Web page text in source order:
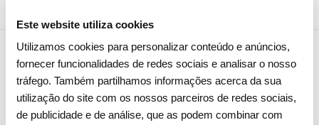
Este website utiliza cookies
Utilizamos cookies para personalizar conteúdo e anúncios,
fornecer funcionalidades de redes sociais e analisar o nosso
tráfego. Também partilhamos informações acerca da sua
utilização do site com os nossos parceiros de redes sociais,
de publicidade e de análise, que as podem combinar com
Notícias relacionadas